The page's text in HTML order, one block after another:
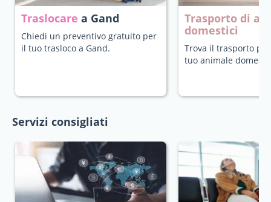
Traslocare a Gand
Chiedi un preventivo gratuito per
il tuo trasloco a Gand.
Trasporto di
domestici
Trova il trasporto
tuo animale
Servizi consigliati